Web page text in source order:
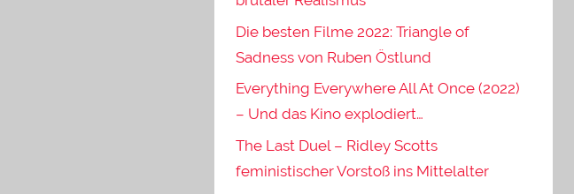
Die besten Filme 2022: Triangle of
Sadness von Ruben Östlund
Everything Everywhere All At Once (2022)
– Und das Kino explodiert…
The Last Duel – Ridley Scotts
feministischer Vorstoß ins Mittelalter